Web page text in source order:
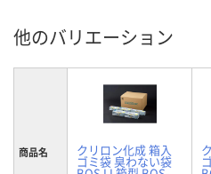
他のバリエーション
商品名 クリロン化成 箱入
ゴミ袋 臭わない袋